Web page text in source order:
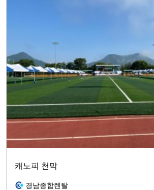
캐노피 천막
경남종합렌탈